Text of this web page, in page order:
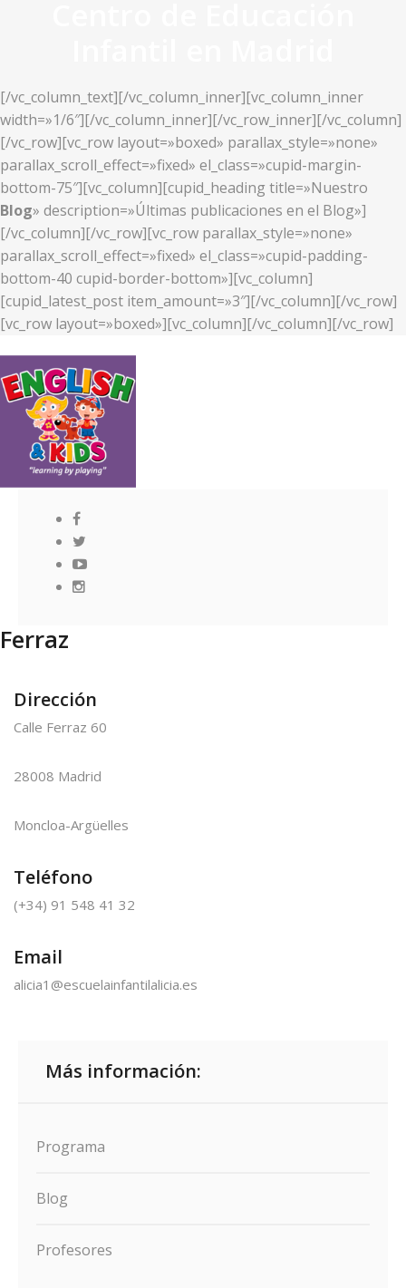
[/vc_column_text][/vc_column_inner][vc_column_inner
width=»1/6″][/vc_column_inner][/vc_row_inner][/vc_column]
[/vc_row][vc_row layout=»boxed» parallax_style=»none»
parallax_scroll_effect=»fixed» el_class=»cupid-margin-
bottom-75″][vc_column][cupid_heading title=»Nuestro
Blog» description=»Últimas publicaciones en el Blog»]
[/vc_column][/vc_row][vc_row parallax_style=»none»
parallax_scroll_effect=»fixed» el_class=»cupid-padding-
bottom-40 cupid-border-bottom»][vc_column]
[cupid_latest_post item_amount=»3″][/vc_column][/vc_row]
[vc_row layout=»boxed»][vc_column][/vc_column][/vc_row]
Ferraz
Dirección
Calle Ferraz 60
28008 Madrid
Moncloa-Argüelles
Teléfono
(+34) 91 548 41 32
Email
alicia1@escuelainfantilalicia.es
Más información:
Programa
Blog
Profesores